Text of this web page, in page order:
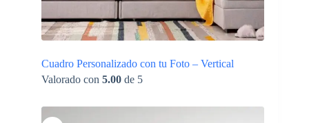
Cuadro Personalizado con tu Foto – Vertical
Valorado con 5.00 de 5